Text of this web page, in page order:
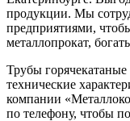
продукции. Мы
предприятиями,
металлопрокат,
Трубы
технические
компании
по телефону, чтобы